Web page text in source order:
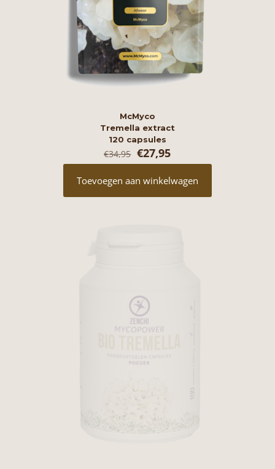
McMyco
Tremella extract
120 capsules
€34,95 Oorspronkelijke
prijs
was:
€34,95.
€27,95Huidige
prijs
€27,95.
Toevoegen aan winkelwagen